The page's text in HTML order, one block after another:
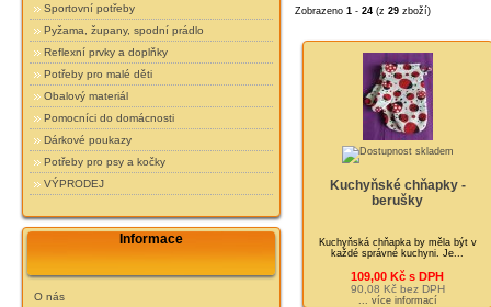
Sportovní potřeby
Pyžama, župany, spodní prádlo
Reflexní prvky a doplňky
Potřeby pro malé děti
Obalový materiál
Pomocníci do domácnosti
Dárkové poukazy
Potřeby pro psy a kočky
VÝPRODEJ
Informace
O nás
Zobrazeno 1 - 24(z 29zboží)
Kuchyňské chňapky -
berušky
Kuchyňská chňapka by měla být v
každé správné kuchyni. Je...
109,00 Kč s DPH
90,08 Kč bez DPH
... více informací